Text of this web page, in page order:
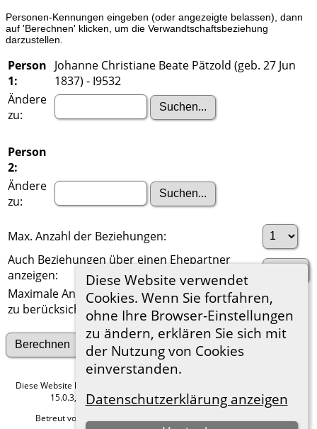
Diese Website verwendet
Cookies. Wenn Sie fortfahren,
ohne Ihre Browser-Einstellungen
zu ändern, erklären Sie sich mit
der Nutzung von Cookies
einverstanden.
Datenschutzerklärung anzeigen
Personen-Kennungen eingeben (oder angezeigte belassen), dann
auf 'Berechnen' klicken, um die Verwandtschaftsbeziehung
darzustellen.
Person
1:
Johanne Christiane Beate Pätzold (geb. 27 Jun
1837) - I9532
Ändere
zu:
Person
2:
Ändere
zu:
Max. Anzahl der Beziehungen:
Auch Beziehungen über einen Ehepartner
anzeigen:
Maximale Anzahl der
zu berücksichtigenden Generationen:
Suche nach anderen Verbindungen
Diese Website läuft mit
15.0.3, programmiert von Darrin Lythgoe © 2001-2026.
Betreut von